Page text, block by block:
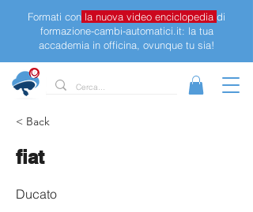
Formati con la nuova video enciclopedia di
formazione-cambi-automatici.it: la tua
accademia in officina, ovunque tu sia!
< Back
fiat
Ducato